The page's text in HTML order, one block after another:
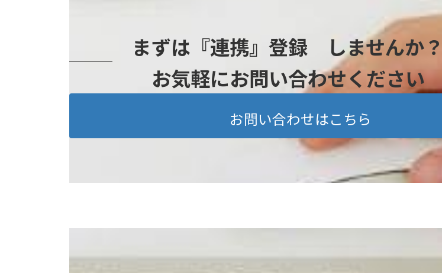
まずは『連携』登録 しませんか？
お気軽にお問い合わせください
お問い合わせはこちら